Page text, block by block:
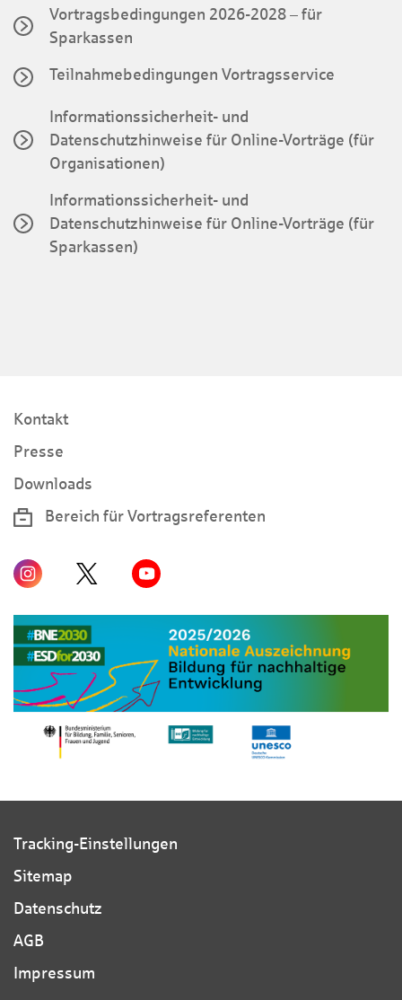
Vortragsbedingungen 2026-2028 – für
Sparkassen
Teilnahmebedingungen Vortragsservice
Informationssicherheit- und
Datenschutzhinweise für Online-Vorträge (für
Organisationen)
Informationssicherheit- und
Datenschutzhinweise für Online-Vorträge (für
Sparkassen)
Kontakt
Presse
Downloads
Bereich für Vortragsreferenten
Tracking-Einstellungen
Sitemap
Datenschutz
AGB
Impressum